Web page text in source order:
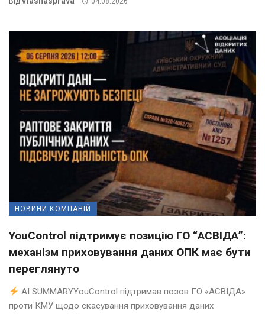
НОВИНИ КОМПАНІЙ
YouControl підтримує позицію ГО “АСВІДА”:
механізм приховування даних ОПК має бути
переглянуто
AI SUMMARYYouControl підтримав позов ГО «АСВІДА»
проти КМУ щодо скасування приховування даних